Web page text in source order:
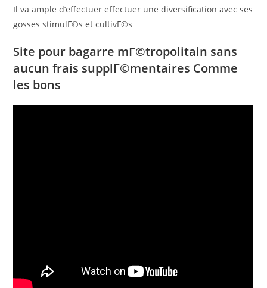
Il va ample d’effectuer effectuer une diversification avec ses
gosses stimulГ©s et cultivГ©s
Site pour bagarre mГ©tropolitain sans
aucun frais supplГ©mentaires Comme
les bons